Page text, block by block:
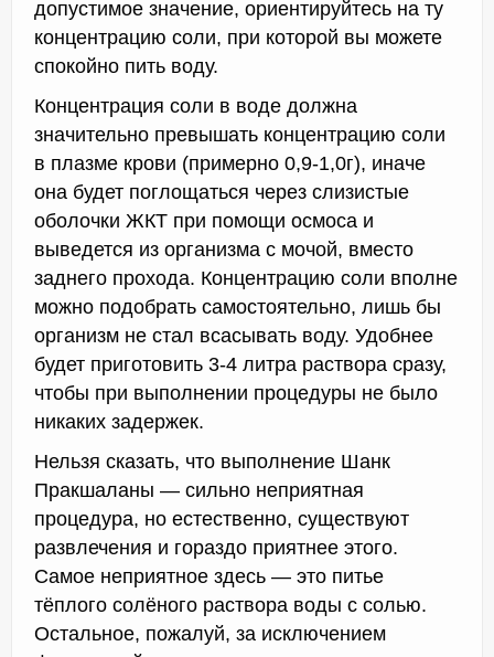
допустимое значение, ориентируйтесь на ту
концентрацию соли, при которой вы можете
спокойно пить воду.
Концентрация соли в воде должна
значительно превышать концентрацию соли
в плазме крови (примерно 0,9-1,0г), иначе
она будет поглощаться через слизистые
оболочки ЖКТ при помощи осмоса и
выведется из организма с мочой, вместо
заднего прохода. Концентрацию соли вполне
можно подобрать самостоятельно, лишь бы
организм не стал всасывать воду. Удобнее
будет приготовить 3-4 литра раствора сразу,
чтобы при выполнении процедуры не было
никаких задержек.
Нельзя сказать, что выполнение Шанк
Пракшаланы — сильно неприятная
процедура, но естественно, существуют
развлечения и гораздо приятнее этого.
Самое неприятное здесь — это питье
тёплого солёного раствора воды с солью.
Остальное, пожалуй, за исключением